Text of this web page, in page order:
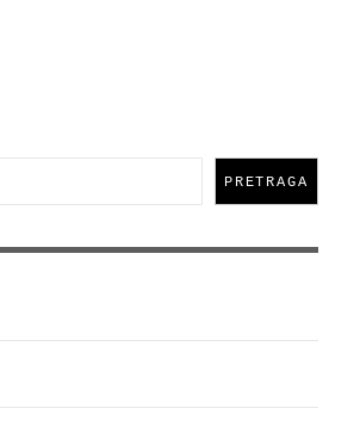
PRETRAGA